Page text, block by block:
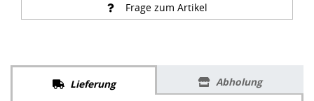
Frage zum Artikel
Lieferung Abholung